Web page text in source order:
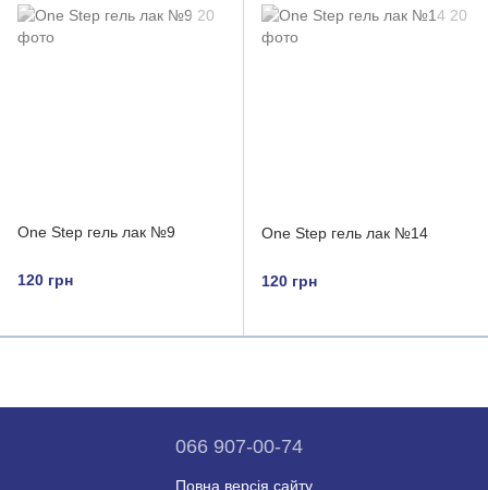
One Step гель лак №9
120 грн
One Step гель лак №14
120 грн
066 907-00-74
Повна версія сайту